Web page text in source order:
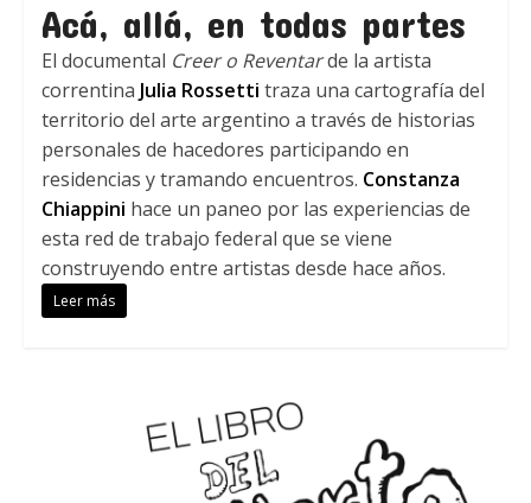
Acá, allá, en todas partes
El documental Creer o Reventarde la artista
correntina Julia Rossetti traza una cartografía del
territorio del arte argentino a través de historias
personales de hacedores participando en
residencias y tramando encuentros. Constanza
Chiappini hace un paneo por las experiencias de
esta red de trabajo federal que se viene
construyendo entre artistas desde hace años.
Leer más